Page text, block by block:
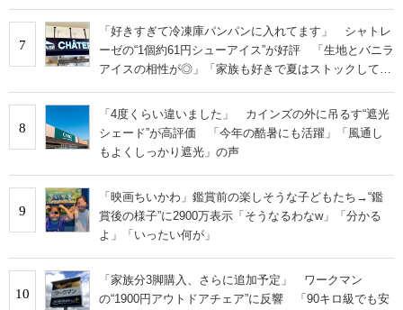
7
「好きすぎて冷凍庫パンパンに入れてます」 シャトレ
ーゼの“1個約61円シューアイス”が好評 「生地とバニラ
アイスの相性が◎」「家族も好きで夏はストックして
8
「4度くらい違いました」 カインズの外に吊るす“遮光
シェード”が高評価 「今年の酷暑にも活躍」「風通し
もよくしっかり遮光」の声
9
「映画ちいかわ」鑑賞前の楽しそうな子どもたち→“鑑
賞後の様子”に2900万表示「そうなるわなw」「分かる
よ」「いったい何が」
10
「家族分3脚購入、さらに追加予定」 ワークマン
の“1900円アウトドアチェア”に反響 「90キロ級でも安